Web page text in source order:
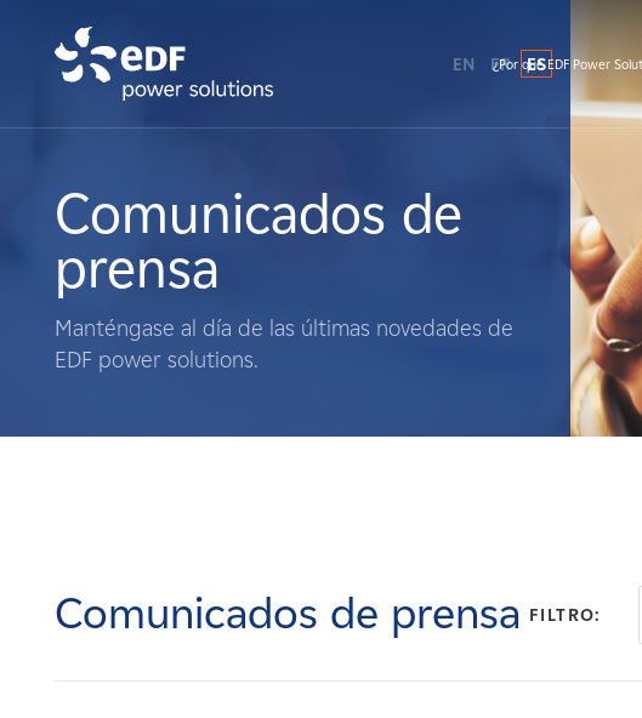
Qué hacemos
Terratenientes
Noticias
EN FR ES
¿Por qué EDF Power
Comunicados de
prensa
Manténgase al día de las últimas novedades de
EDF power solutions.
Comunicados de prensa FILTRO: